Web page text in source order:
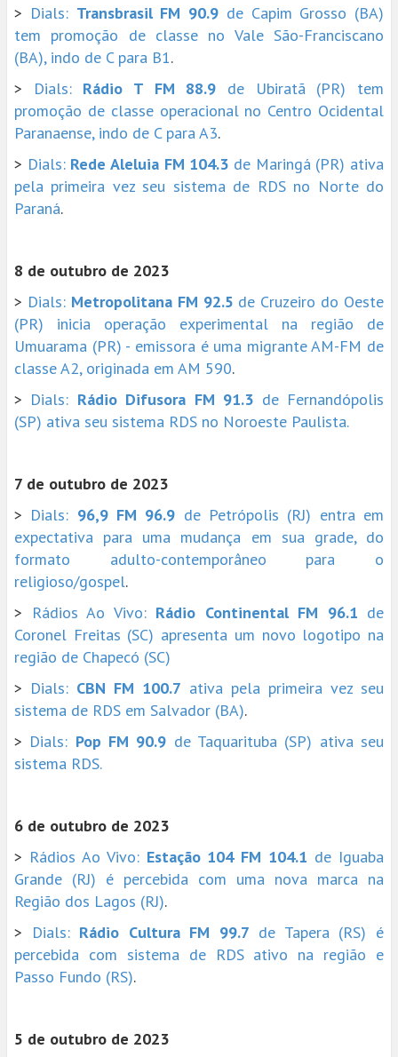
> Dials: Transbrasil FM 90.9 de Capim Grosso (BA)
tem promoção de classe no Vale São-Franciscano
(BA), indo de C para B1.
>
Dials: Rádio T FM 88.9 de Ubiratã (PR) tem
promoção de classe operacional no Centro Ocidental
Paranaense, indo de C para A3.
> Dials: Rede Aleluia FM 104.3 de Maringá (PR) ativa
pela primeira vez seu sistema de RDS no Norte do
Paraná.
8 de outubro de 2023
> Dials: Metropolitana FM 92.5 de Cruzeiro do Oeste
(PR) inicia operação experimental na região de
Umuarama (PR) - emissora é uma migrante AM-FM de
classe A2, originada em AM 590.
> Dials: Rádio Difusora FM 91.3 de Fernandópolis
(SP) ativa seu sistema RDS no Noroeste Paulista.
7 de outubro de 2023
> Dials: 96,9 FM 96.9 de Petrópolis (RJ) entra em
expectativa para uma mudança em sua grade, do
formato adulto-contemporâneo para o
religioso/gospel.
>
Rádios Ao Vivo: Rádio Continental FM 96.1 de
Coronel Freitas (SC) apresenta um novo logotipo na
região de Chapecó (SC)
> Dials: CBN FM 100.7 ativa pela primeira vez seu
sistema de RDS em Salvador (BA).
> Dials: Pop FM 90.9 de Taquarituba (SP) ativa seu
sistema RDS.
6 de outubro de 2023
> Rádios Ao Vivo: Estação 104 FM 104.1 de Iguaba
Grande (RJ) é percebida com uma nova marca na
Região dos Lagos (RJ).
>
Dials: Rádio Cultura FM 99.7 de Tapera (RS) é
percebida com sistema de RDS ativo na região e
Passo Fundo (RS).
5 de outubro de 2023